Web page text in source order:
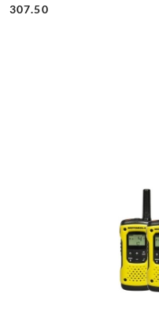
Cena:
Cena:
307.50